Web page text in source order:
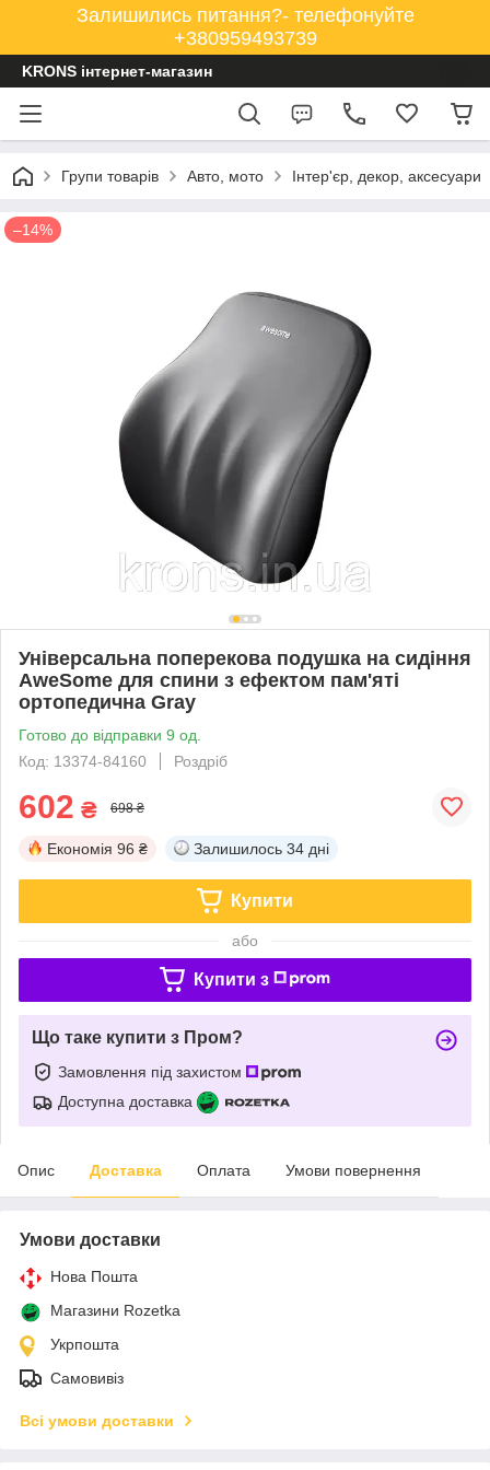
Залишились питання?- телефонуйте
+380959493739
KRONS інтернет-магазин
Групи товарів Авто, мото Інтер'єр, декор, аксесуари
–14%
Універсальна поперекова подушка на сидіння
AweSome для спини з ефектом пам'яті
ортопедична Gray
Готово до відправки 9 од.
Код: 13374-84160
Роздріб
602 ₴ 698 ₴
Економія 96 ₴ Залишилось 34 дні
Купити
або
Купити з
Що таке купити з Пром?
Замовлення під захистом
Доступна доставка
Опис Доставка Оплата Умови повернення
Умови доставки
Нова Пошта
Магазини Rozetka
Укрпошта
Самовивіз
Всі умови доставки